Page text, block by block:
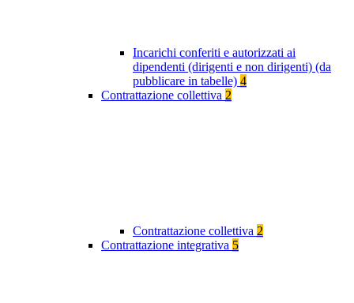
Incarichi conferiti e autorizzati ai
dipendenti (dirigenti e non dirigenti) (da
pubblicare in tabelle) 4
Contrattazione collettiva 2
Contrattazione collettiva 2
Contrattazione integrativa 5